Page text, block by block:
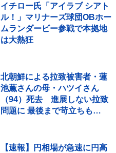
イチロー氏「アイラブ シアト
ル！」マリナーズ球団OBホー
ムランダービー参戦で本拠地
は大熱狂
北朝鮮による拉致被害者・蓮
池薫さんの母・ハツイさん
（94）死去 進展しない拉致
問題に 最後まで苛立ちも…
【速報】円相場が急速に円高